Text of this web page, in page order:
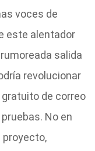
voces de
este alentador
salida
revolucionar
de correo
No en
proyecto,